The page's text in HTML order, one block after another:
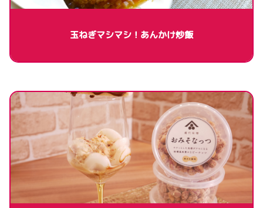
玉ねぎマシマシ！あんかけ炒飯